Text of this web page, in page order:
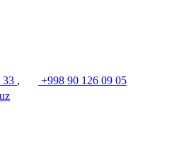
33 ,
+998 90 126 09 05